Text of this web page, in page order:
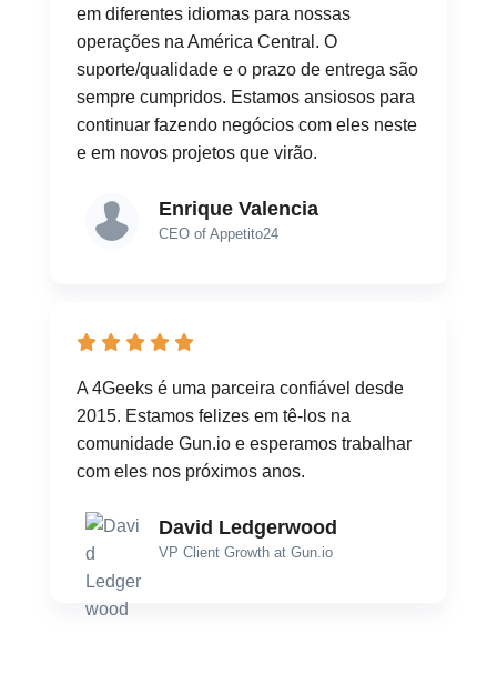
em diferentes idiomas para nossas
operações na América Central. O
suporte/qualidade e o prazo de entrega são
sempre cumpridos. Estamos ansiosos para
continuar fazendo negócios com eles neste
e em novos projetos que virão.
Enrique Valencia
CEO of Appetito24
A 4Geeks é uma parceira confiável desde
2015. Estamos felizes em tê-los na
comunidade Gun.io e esperamos trabalhar
com eles nos próximos anos.
David Ledgerwood
VP Client Growth at Gun.io